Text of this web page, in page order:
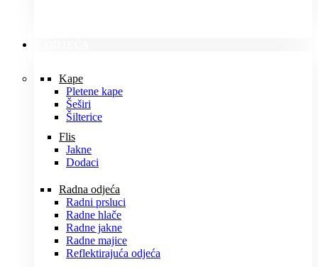
Kape
Pletene kape
Šeširi
Šilterice
Flis
Jakne
Dodaci
Radna odjeća
Radni prsluci
Radne hlače
Radne jakne
Radne majice
Reflektirajuća odjeća